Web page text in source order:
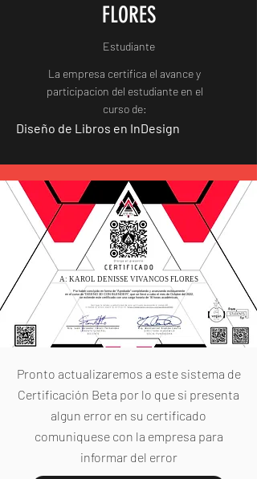
FLORES
Estudiante
La empresa certifica el avance y
participacion del estudiante en el
curso de:
Diseño de Libros en InDesign
A: KAROL DENISSE VIVANCOS FLORES
Por haber concluido en forma de "Aprobado" completando y avanzando exitosamente
en el curso de "DISEÑO 3D CON BLENDER", que se llevó a cabo el mes de Octubre del 2022,
se extiende este certificado con una carga horaria de 16 horas académicas.
Pronto actualizaremos a este sistema de
Certificación Beta por lo que si presenta
algun error en su certificado
comuniquese con la empresa para
informar del error